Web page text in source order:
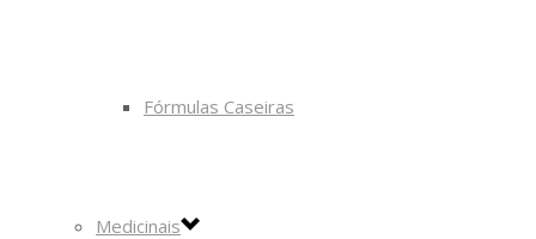
Fórmulas Caseiras
Medicinais